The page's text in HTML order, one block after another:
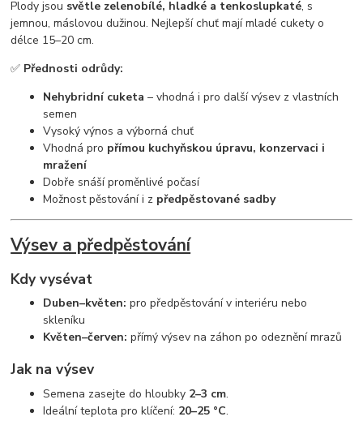
Plody jsou světle zelenobílé, hladké a tenkoslupkaté, s
jemnou, máslovou dužinou. Nejlepší chuť mají mladé cukety o
délce 15–20 cm.
✅ Přednosti odrůdy:
Nehybridní cuketa – vhodná i pro další výsev z vlastních
semen
Vysoký výnos a výborná chuť
Vhodná pro přímou kuchyňskou úpravu, konzervaci i
mražení
Dobře snáší proměnlivé počasí
Možnost pěstování i z předpěstované sadby
Výsev a předpěstování
Kdy vysévat
Duben–květen: pro předpěstování v interiéru nebo
skleníku
Květen–červen: přímý výsev na záhon po odeznění mrazů
Jak na výsev
Semena zasejte do hloubky 2–3 cm.
Ideální teplota pro klíčení: 20–25 °C.